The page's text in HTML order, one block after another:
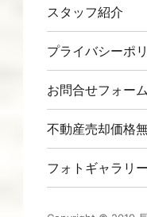
スタッフ紹介
プライバシーポ
お問合せフォーム
不動産売却価格
フォトギャラリー